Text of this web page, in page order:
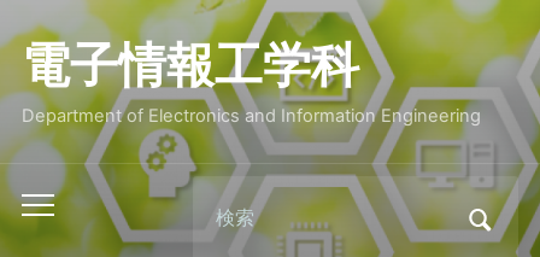
電子情報工学科
Department of Electronics and Information Engineering
Toggle
mobile
Search
for: